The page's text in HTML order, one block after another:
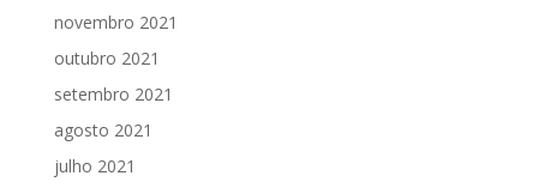
novembro 2021
outubro 2021
setembro 2021
agosto 2021
julho 2021